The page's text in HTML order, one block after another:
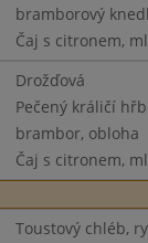
bramborový
Čaj s citronem,
Drožďová
Pečený králičí
brambor, obloha
Čaj s citronem,
Toustový chléb,